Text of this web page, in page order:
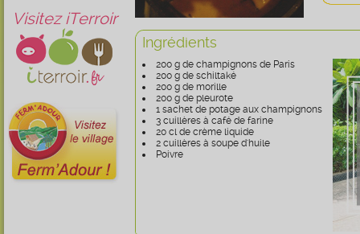
Visitez iTerroir
Ingrédients
200 g de champignons de Paris
200 g de schiltaké
200 g de morille
200 g de pleurote
1 sachet de potage aux champignons
3 cuillères à café de farine
20 cl de crème liquide
2 cuillères à soupe d'huile
Poivre